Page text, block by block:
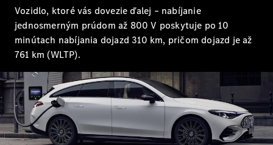
Mercedes-
Maybach
Trieda S
Vozidlá k
priamemu
odberu
Konfigurátor
SUV
Vozidlo, ktoré vás dovezie ďalej – nabíjanie
jednosmerným prúdom až 800 V poskytuje po 10
minútach nabíjania dojazd 310 km, pričom dojazd je až
761 km (WLTP).